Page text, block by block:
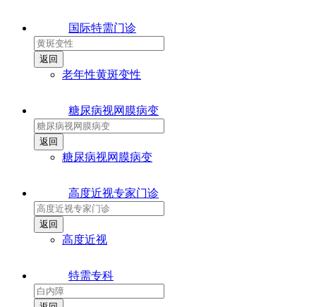
国际特需门诊
老年性黄斑变性
糖尿病视网膜病变
糖尿病视网膜病变
高度近视专家门诊
高度近视
特需专科